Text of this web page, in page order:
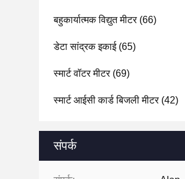
बहुकार्यात्मक विद्युत मीटर(66)
डेटा सांद्रक इकाई(65)
स्मार्ट वॉटर मीटर(69)
स्मार्ट आईसी कार्ड बिजली मीटर(42)
संपर्क